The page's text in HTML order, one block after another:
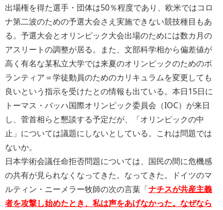
出場権を得た選手・団体は50％程度であり、欧米ではコロ
ナ第二波のための予選大会さえ実施できない競技種目もあ
る。予選大会とオリンピック大会出場のためには数カ月の
アスリートの調整が居る。また、文部科学相から偏差値が
高く有名な某私立大学では来夏のオリンピックのためのボ
ランティア＝学徒動員のためのカリキュラムを変更しても
良いという指示を受けたとの情報も出ている。本日15日に
トーマス・バッハ国際オリンピック委員会（IOC）が来日
し、菅首相らと懇談する予定だが、「オリンピックの中
止」については議題にしないとしている。これは問題では
ないか。
日本学術会議任命拒否問題については、国民の間に危機感
の共有が見られなくなってきた。なってきた。ドイツのマ
ルティン・ニーメラー牧師の次の言葉「ナチスが共産主義
者を攻撃し始めたとき、私は声をあげなかった。なぜなら